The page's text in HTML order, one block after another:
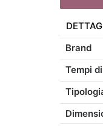
Brand
Tempi